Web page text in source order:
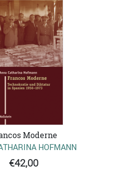
Moderne
HOFMANN
€42,00